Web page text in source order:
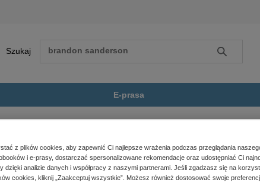
Szukaj Szukaj
E-prasa
polityka, społeczno-informacyjne
psychologiczne
inne
nie jest dostępny.
z plików cookies, aby zapewnić Ci najlepsze wrażenia podczas przeglądania
i e-prasy, dostarczać spersonalizowane rekomendacje oraz udostępniać Ci
dzięki analizie danych i współpracy z naszymi partnerami. Jeśli zgadzasz się na
cookies, kliknij „Zaakceptuj wszystkie”. Możesz również dostosować swoje